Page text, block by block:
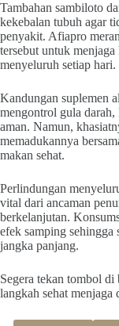
Tambahan sambiloto
kekebalan tubuh agar
penyakit. Afiapro
tersebut untuk menjaga
menyeluruh setiap hari.
Kandungan suplemen
mengontrol gula darah,
aman. Namun,
memadukannya
makan sehat.
Perlindungan
vital dari ancaman
berkelanjutan.
efek samping sehingga
jangka panjang.
Segera tekan tombol
langkah sehat menjaga